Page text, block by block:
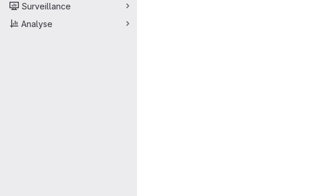
Surveillance
Analyse